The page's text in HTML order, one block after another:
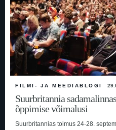
FILMI- JA MEEDIABLOGI
Suurbritannia
õppimise võimalusi
Suurbritannias toimus 24-28.